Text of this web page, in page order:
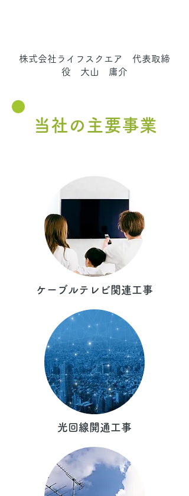
株式会社ライフスクエア 代表取締
役 大山 庸介
当社の主要事業
ケーブルテレビ関連工事
光回線開通工事